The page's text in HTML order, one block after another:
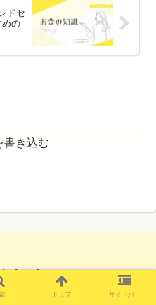
ドセ
めの
書き込む
Rights Reserved.
トップ サイドバー